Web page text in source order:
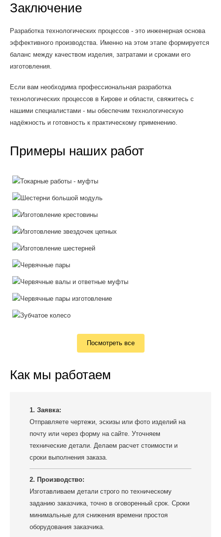
Заключение
Разработка технологических процессов - это инженерная основа
эффективного производства. Именно на этом этапе формируется
баланс между качеством изделия, затратами и сроками его
изготовления.
Если вам необходима профессиональная разработка
технологических процессов в Кирове и области, свяжитесь с
нашими специалистами - мы обеспечим технологическую
надёжность и готовность к практическому применению.
Примеры наших работ
Посмотреть все
Как мы работаем
1. Заявка:
Отправляете чертежи, эскизы или фото изделий на
почту или через форму на сайте. Уточняем
технические детали. Делаем расчет стоимости и
сроки выполнения заказа.
2. Производство:
Изготавливаем детали строго по техническому
заданию заказчика, точно в оговоренный срок. Сроки
минимальные для снижения времени простоя
оборудования заказчика.